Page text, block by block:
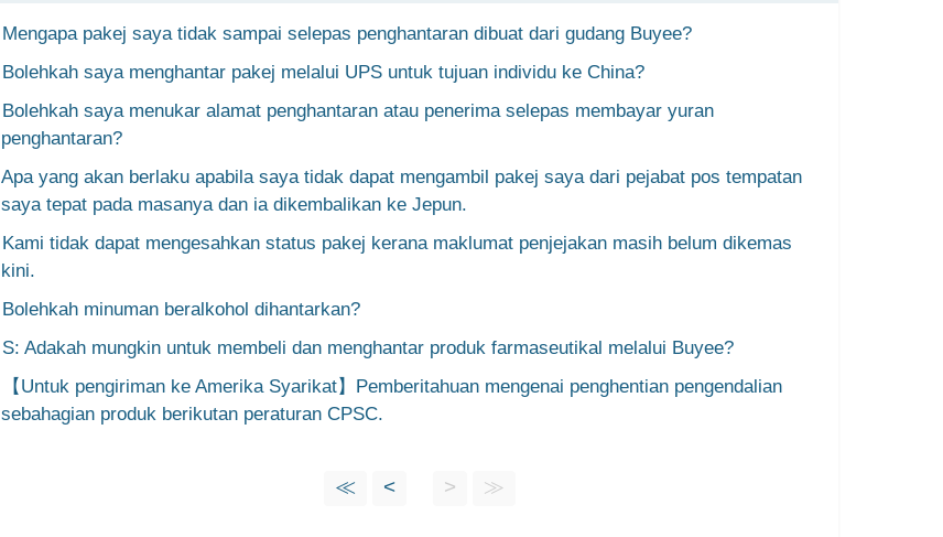
Mengapa pakej saya tidak sampai selepas penghantaran dibuat dari gudang Buyee?
Bolehkah saya menghantar pakej melalui UPS untuk tujuan individu ke China?
Bolehkah saya menukar alamat penghantaran atau penerima selepas membayar yuran
penghantaran?
Apa yang akan berlaku apabila saya tidak dapat mengambil pakej saya dari pejabat pos tempatan
saya tepat pada masanya dan ia dikembalikan ke Jepun.
Kami tidak dapat mengesahkan status pakej kerana maklumat penjejakan masih belum dikemas
kini.
Bolehkah minuman beralkohol dihantarkan?
S: Adakah mungkin untuk membeli dan menghantar produk farmaseutikal melalui Buyee?
【Untuk pengiriman ke Amerika Syarikat】Pemberitahuan mengenai penghentian pengendalian
sebahagian produk berikutan peraturan CPSC.
≪ < > ≫